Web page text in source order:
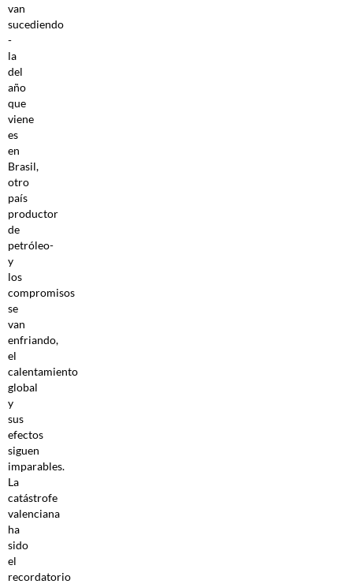
van
sucediendo
-
la
del
año
que
viene
es
en
Brasil,
otro
país
productor
de
petróleo-
y
los
compromisos
se
van
enfriando,
el
calentamiento
global
y
sus
efectos
siguen
imparables.
La
catástrofe
valenciana
ha
sido
el
recordatorio